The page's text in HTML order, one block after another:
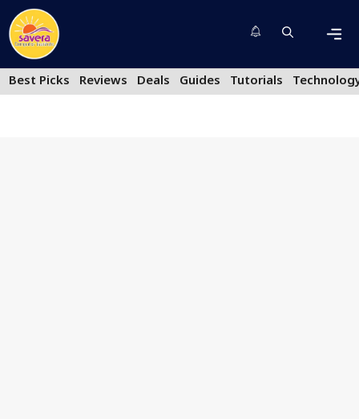
Skip
to
content
Best Picks
Reviews Deals Guides Tutorials